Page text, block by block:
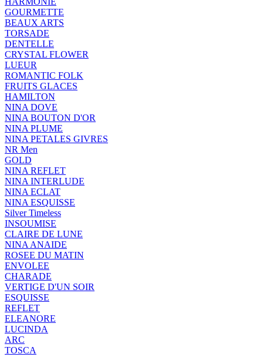
GOURMETTE
BEAUX ARTS
TORSADE
DENTELLE
CRYSTAL FLOWER
LUEUR
ROMANTIC FOLK
FRUITS GLACES
HAMILTON
NINA DOVE
NINA BOUTON D'OR
NINA PLUME
NINA PETALES GIVRES
NR Men
GOLD
NINA REFLET
NINA INTERLUDE
NINA ECLAT
NINA ESQUISSE
Silver Timeless
INSOUMISE
CLAIRE DE LUNE
NINA ANAIDE
ROSEE DU MATIN
ENVOLEE
CHARADE
VERTIGE D'UN SOIR
ESQUISSE
REFLET
ELEANORE
LUCINDA
ARC
TOSCA